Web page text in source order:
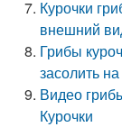
Курочки
внешний
Грибы
засолить
Видео
Курочки